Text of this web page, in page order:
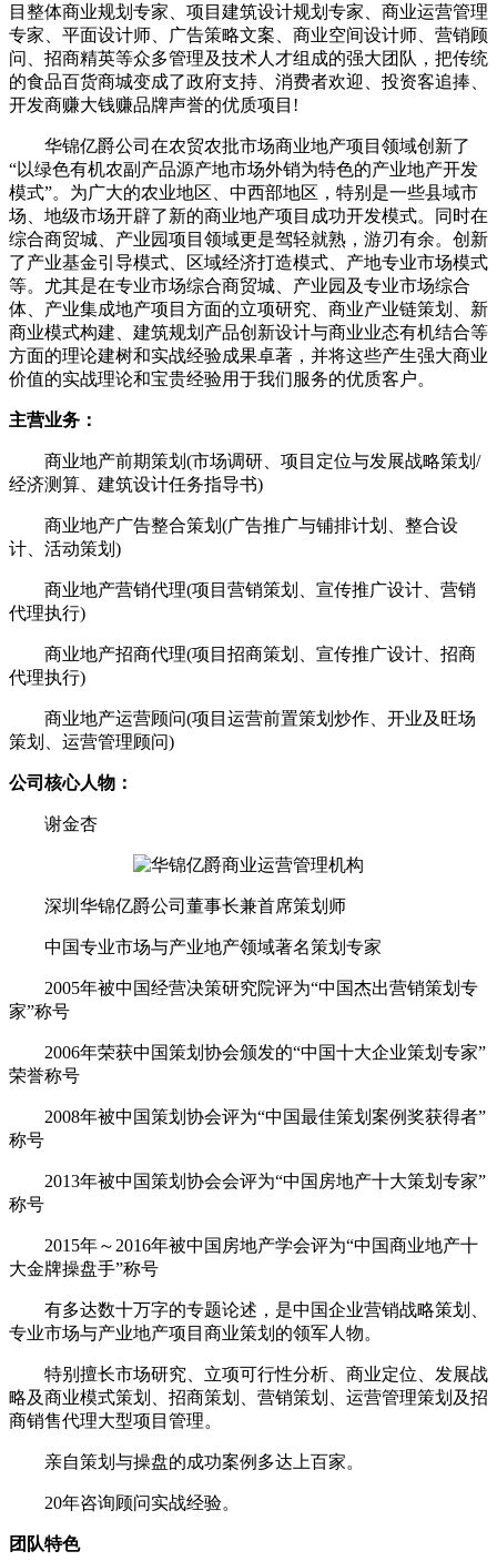
目整体商业规划专家、项目建筑设计规划专家、商业运营管理
专家、平面设计师、广告策略文案、商业空间设计师、营销顾
问、招商精英等众多管理及技术人才组成的强大团队，把传统
的食品百货商城变成了政府支持、消费者欢迎、投资客追捧、
开发商赚大钱赚品牌声誉的优质项目!
华锦亿爵公司在农贸农批市场商业地产项目领域创新了
“以绿色有机农副产品源产地市场外销为特色的产业地产开发
模式”。为广大的农业地区、中西部地区，特别是一些县域市
场、地级市场开辟了新的商业地产项目成功开发模式。同时在
综合商贸城、产业园项目领域更是驾轻就熟，游刃有余。创新
了产业基金引导模式、区域经济打造模式、产地专业市场模式
等。尤其是在专业市场综合商贸城、产业园及专业市场综合
体、产业集成地产项目方面的立项研究、商业产业链策划、新
商业模式构建、建筑规划产品创新设计与商业业态有机结合等
方面的理论建树和实战经验成果卓著，并将这些产生强大商业
价值的实战理论和宝贵经验用于我们服务的优质客户。
主营业务：
商业地产前期策划(市场调研、项目定位与发展战略策划/
经济测算、建筑设计任务指导书)
商业地产广告整合策划(广告推广与铺排计划、整合设
计、活动策划)
商业地产营销代理(项目营销策划、宣传推广设计、营销
代理执行)
商业地产招商代理(项目招商策划、宣传推广设计、招商
代理执行)
商业地产运营顾问(项目运营前置策划炒作、开业及旺场
策划、运营管理顾问)
公司核心人物：
谢金杏
深圳华锦亿爵公司董事长兼首席策划师
中国专业市场与产业地产领域著名策划专家
2005年被中国经营决策研究院评为“中国杰出营销策划专
家”称号
2006年荣获中国策划协会颁发的“中国十大企业策划专家”
荣誉称号
2008年被中国策划协会评为“中国最佳策划案例奖获得者”
称号
2013年被中国策划协会会评为“中国房地产十大策划专家”
称号
2015年～2016年被中国房地产学会评为“中国商业地产十
大金牌操盘手”称号
有多达数十万字的专题论述，是中国企业营销战略策划、
专业市场与产业地产项目商业策划的领军人物。
特别擅长市场研究、立项可行性分析、商业定位、发展战
略及商业模式策划、招商策划、营销策划、运营管理策划及招
商销售代理大型项目管理。
亲自策划与操盘的成功案例多达上百家。
20年咨询顾问实战经验。
团队特色